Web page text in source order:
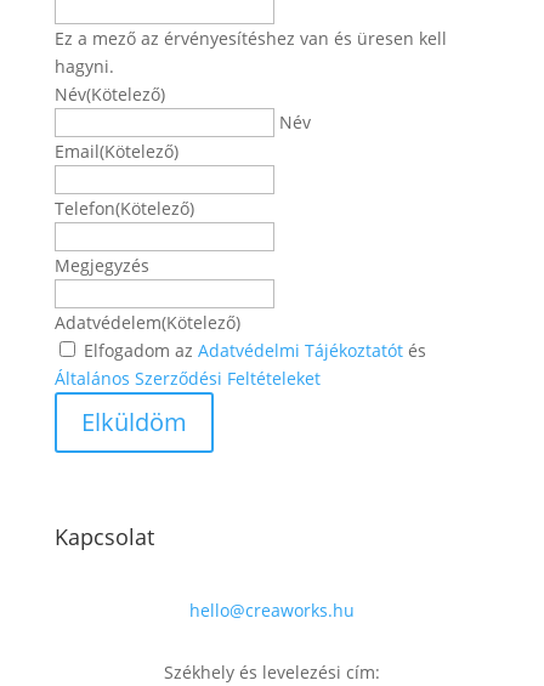
Ez a mező az érvényesítéshez van és üresen kell
hagyni.
Név(Kötelező)
Név
Email(Kötelező)
Telefon(Kötelező)
Megjegyzés
Adatvédelem(Kötelező)
Elfogadom az Adatvédelmi Tájékoztatótés
Általános Szerződési Feltételeket
Kapcsolat
hello@creaworks.hu
Székhely és levelezési cím: